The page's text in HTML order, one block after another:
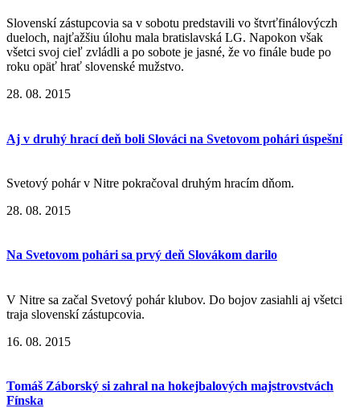
Slovenskí zástupcovia sa v sobotu predstavili vo štvrťfinálovýczh
dueloch, najťažšiu úlohu mala bratislavská LG. Napokon však
všetci svoj cieľ zvládli a po sobote je jasné, že vo finále bude po
roku opäť hrať slovenské mužstvo.
28. 08. 2015
Aj v druhý hrací deň boli Slováci na Svetovom pohári úspešní
Svetový pohár v Nitre pokračoval druhým hracím dňom.
28. 08. 2015
Na Svetovom pohári sa prvý deň Slovákom darilo
V Nitre sa začal Svetový pohár klubov. Do bojov zasiahli aj všetci
traja slovenskí zástupcovia.
16. 08. 2015
Tomáš Záborský si zahral na hokejbalových majstrovstvách
Fínska